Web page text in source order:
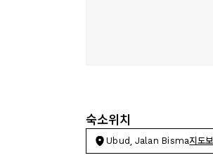
숙소위치
Ubud, Jalan Bisma지도보